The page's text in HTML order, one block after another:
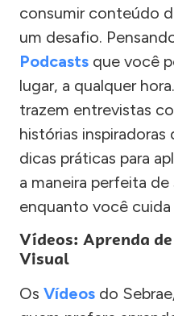
consumir conteúdo
um desafio.
Podcasts que você
lugar, a qualquer
trazem entrevistas
histórias
dicas práticas para
a maneira perfeita
enquanto você cuida
Vídeos: Aprenda
Visual
Os Vídeos do